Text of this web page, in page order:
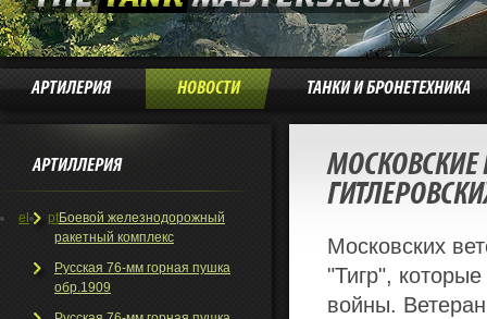
АРТИЛЕРИЯ НОВОСТИ ТАНКИ И БРОНЕТЕХНИКА
АРТИЛЛЕРИЯ
el ptБоевой железнодорожный
ракетный комплекс
Русская 76-мм горная пушка
обр.1909
Московских
"Тигр",
войны.